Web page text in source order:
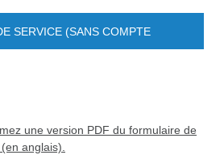
SERVICE (SANS COMPTE
une version PDF du formulaire de
anglais).